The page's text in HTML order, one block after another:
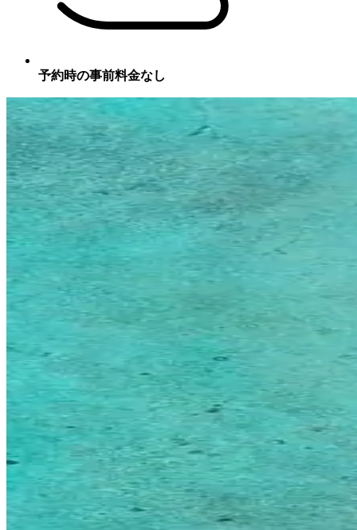
予約時の事前料金なし